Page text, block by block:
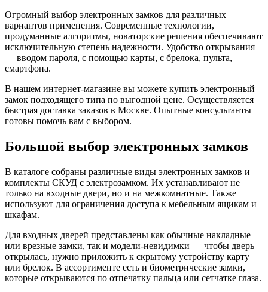
Огромный выбор электронных замков для различных
вариантов применения. Современные технологии,
продуманные алгоритмы, новаторские решения обеспечивают
исключительную степень надежности. Удобство открывания
— вводом пароля, с помощью карты, с брелока, пульта,
смартфона.
В нашем интернет-магазине вы можете купить электронный
замок подходящего типа по выгодной цене. Осуществляется
быстрая доставка заказов в Москве. Опытные консультанты
готовы помочь вам с выбором.
Большой выбор электронных замков
В каталоге собраны различные виды электронных замков и
комплекты СКУД с электрозамком. Их устанавливают не
только на входные двери, но и на межкомнатные. Также
используют для ограничения доступа к мебельным ящикам и
шкафам.
Для входных дверей представлены как обычные накладные
или врезные замки, так и модели-невидимки — чтобы дверь
открылась, нужно приложить к скрытому устройству карту
или брелок. В ассортименте есть и биометрические замки,
которые открываются по отпечатку пальца или сетчатке глаза.